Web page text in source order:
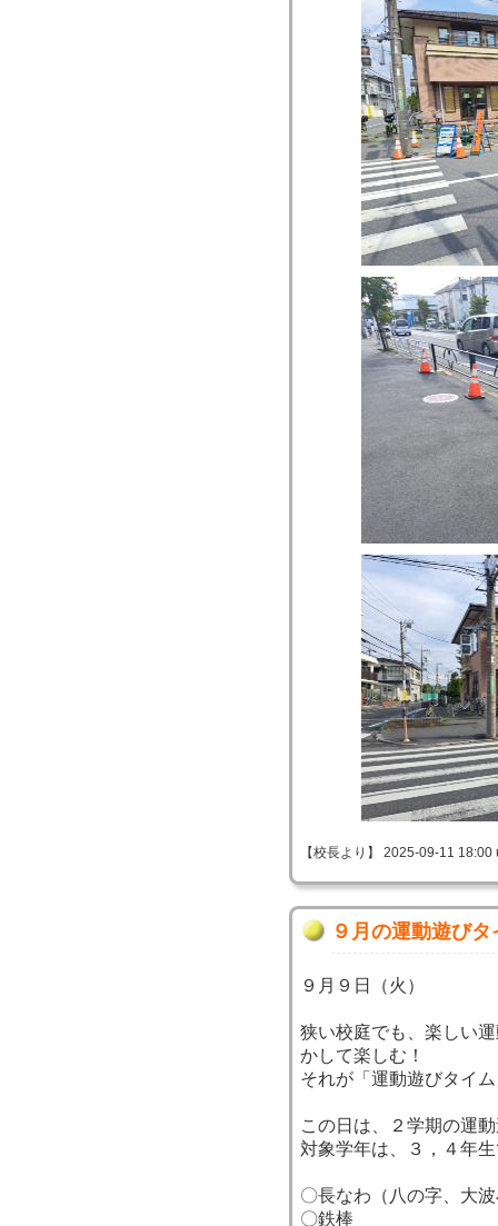
【校長より】 2025-09-11 18:00
９月の運動遊び
９月９日（火）
狭い校庭でも、楽しい
かして楽しむ！
それが「運動遊びタイ
この日は、２学期の運
対象学年は、３，４年
〇長なわ（八の字、
〇鉄棒